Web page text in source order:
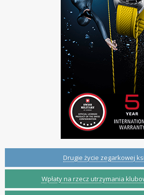
Drugie życie zegarkowej
Wpłaty na rzecz utrzymania